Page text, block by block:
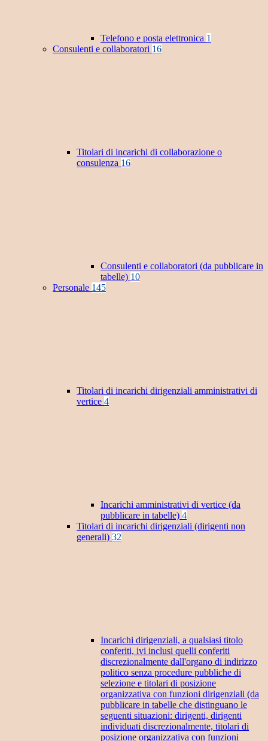
Telefono e posta elettronica 1
Consulenti e collaboratori 16
Titolari di incarichi di collaborazione o
consulenza 16
Consulenti e collaboratori (da pubblicare in
tabelle) 10
Personale 145
Titolari di incarichi dirigenziali amministrativi di
vertice 4
Incarichi amministrativi di vertice (da
pubblicare in tabelle) 4
Titolari di incarichi dirigenziali (dirigenti non
generali) 32
Incarichi dirigenziali, a qualsiasi titolo
conferiti, ivi inclusi quelli conferiti
discrezionalmente dall'organo di indirizzo
politico senza procedure pubbliche di
selezione e titolari di posizione
organizzativa con funzioni dirigenziali (da
pubblicare in tabelle che distinguano le
seguenti situazioni: dirigenti, dirigenti
individuati discrezionalmente, titolari di
posizione organizzativa con funzioni